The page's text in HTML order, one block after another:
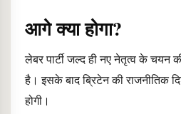
आगे क्या होगा?
लेबर पार्टी जल्द ही नए नेतृत्व के
है। इसके बाद ब्रिटेन की राजनीतिक
होगी।